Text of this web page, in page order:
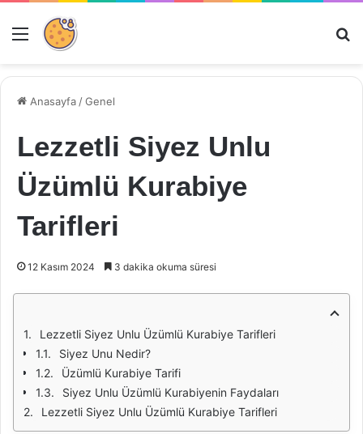
Menü
Anasayfa /Genel
Lezzetli Siyez Unlu
Üzümlü Kurabiye
Tarifleri
12 Kasım 2024 3 dakika okuma süresi
Lezzetli Siyez Unlu Üzümlü Kurabiye Tarifleri
Siyez Unu Nedir?
Üzümlü Kurabiye Tarifi
Siyez Unlu Üzümlü Kurabiyenin Faydaları
Lezzetli Siyez Unlu Üzümlü Kurabiye Tarifleri